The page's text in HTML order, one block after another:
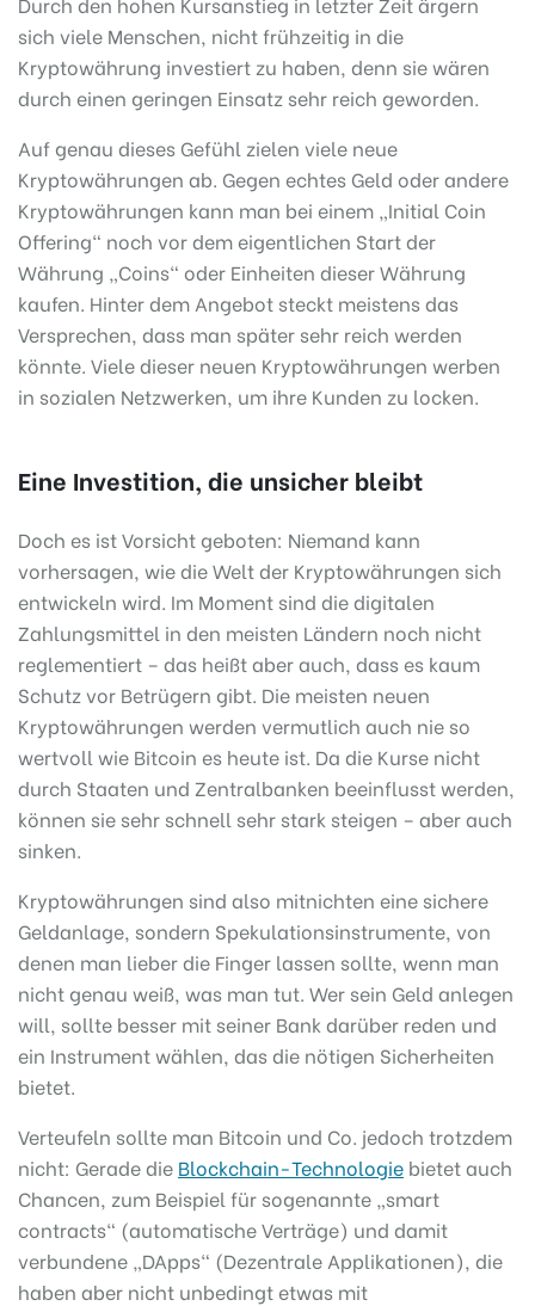
sich viele Menschen, nicht frühzeitig in die
Kryptowährung investiert zu haben, denn sie wären
durch einen geringen Einsatz sehr reich geworden.
Auf genau dieses Gefühl zielen viele neue
Kryptowährungen ab. Gegen echtes Geld oder andere
Kryptowährungen kann man bei einem „Initial Coin
Offering“ noch vor dem eigentlichen Start der
Währung „Coins“ oder Einheiten dieser Währung
kaufen. Hinter dem Angebot steckt meistens das
Versprechen, dass man später sehr reich werden
könnte. Viele dieser neuen Kryptowährungen werben
in sozialen Netzwerken, um ihre Kunden zu locken.
Eine Investition, die unsicher bleibt
Doch es ist Vorsicht geboten: Niemand kann
vorhersagen, wie die Welt der Kryptowährungen sich
entwickeln wird. Im Moment sind die digitalen
Zahlungsmittel in den meisten Ländern noch nicht
reglementiert – das heißt aber auch, dass es kaum
Schutz vor Betrügern gibt. Die meisten neuen
Kryptowährungen werden vermutlich auch nie so
wertvoll wie Bitcoin es heute ist. Da die Kurse nicht
durch Staaten und Zentralbanken beeinflusst werden,
können sie sehr schnell sehr stark steigen – aber auch
sinken.
Kryptowährungen sind also mitnichten eine sichere
Geldanlage, sondern Spekulationsinstrumente, von
denen man lieber die Finger lassen sollte, wenn man
nicht genau weiß, was man tut. Wer sein Geld anlegen
will, sollte besser mit seiner Bank darüber reden und
ein Instrument wählen, das die nötigen Sicherheiten
bietet.
Verteufeln sollte man Bitcoin und Co. jedoch trotzdem
nicht: Gerade die Blockchain-Technologie bietet auch
Chancen, zum Beispiel für sogenannte „smart
contracts“ (automatische Verträge) und damit
verbundene „DApps“ (Dezentrale Applikationen), die
haben aber nicht unbedingt etwas mit